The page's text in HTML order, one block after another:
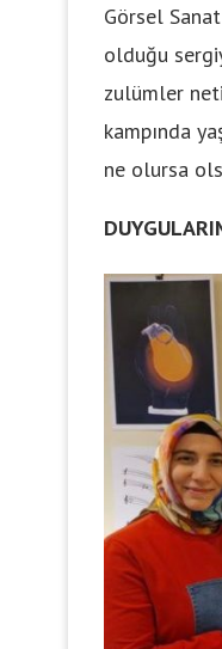
Görsel
olduğu
zulümler
kampında
ne olursa